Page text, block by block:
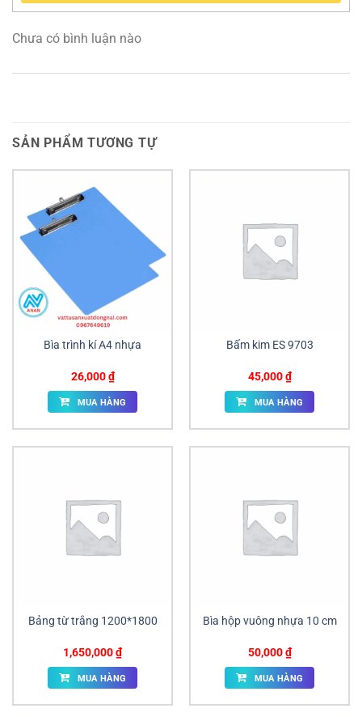
Chưa có bình luận nào
SẢN PHẨM TƯƠNG TỰ
Bìa trình kí A4 nhựa
26,000₫
MUA HÀNG
Bấm kim ES 9703
45,000₫
MUA HÀNG
Bảng từ trắng 1200*1800
1,650,000₫
MUA HÀNG
Bìa hộp vuông nhựa 10 cm
50,000₫
MUA HÀNG